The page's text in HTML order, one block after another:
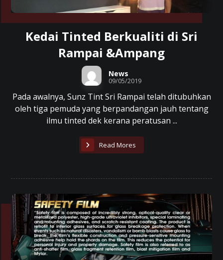
Kedai Tinted Berkualiti di Sri
Rampai &Ampang
News
09/05/2019
Pada awalnya, Sunz Tint Sri Rampai telah ditubuhkan
oleh tiga pemuda yang berpandangan jauh tentang
ilmu tinted dek kerana peratusan ...
Read Mores